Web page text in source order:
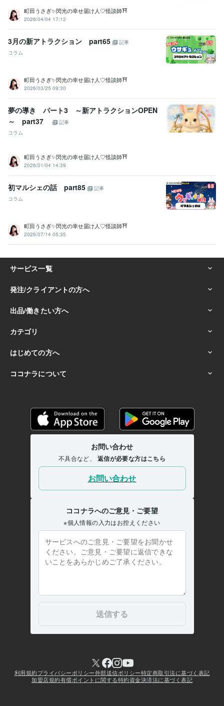
その他ツール
話を聞く才能:99年
得意分野
●介護職１５年以上、
●職場の人間関係、いじめ、パワハラなど ●怪
占い ●タロット・オラクルカードを使用した占い
学歴
国立うさぎ高等学校 2010年3月 ~ 2014年3月
有名AIコンサル 2025年5月 ~ 現在
町田うさぎ✨閃光の幸せ届け人♡怪談師⛩️
2026/04/04 17:12
3月の新アトラクション part65
記事
コラム
町田うさぎ✨閃光の幸せ届け人♡怪談師⛩️
2026/03/25 09:30
夢の導き パート3 ～新アトラクションOPEN
～ part37
記事
コラム
町田うさぎ✨閃光の幸せ届け人♡怪談師⛩️
2026/01/04 14:39
初マルシェの話 part85
記事
コラム
町田うさぎ✨閃光の幸せ届け人♡怪談師⛩️
2026/07/14 05:35